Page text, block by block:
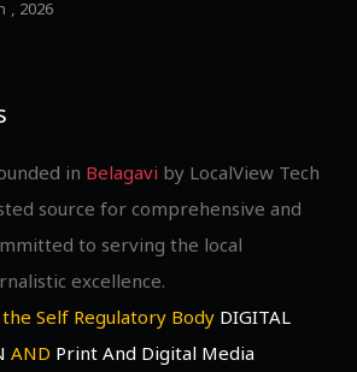
, 2026
in Belagavi by LocalView Tech
source for comprehensive and
to serving the local
excellence.
Self Regulatory Body DIGITAL
AND Print And Digital Media